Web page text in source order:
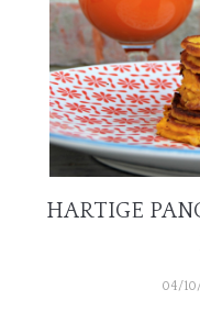
HARTIGE
04/